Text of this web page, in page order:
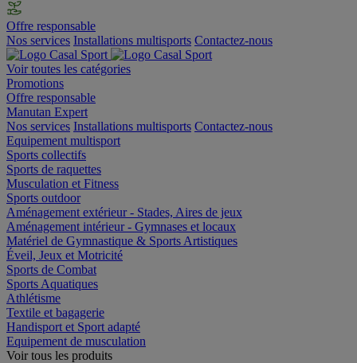
Offre responsable
Nos services Installations multisports Contactez-nous
Voir toutes les catégories
Promotions
Offre responsable
Manutan Expert
Nos services Installations multisports Contactez-nous
Equipement multisport
Sports collectifs
Sports de raquettes
Musculation et Fitness
Sports outdoor
Aménagement extérieur - Stades, Aires de jeux
Aménagement intérieur - Gymnases et locaux
Matériel de Gymnastique & Sports Artistiques
Éveil, Jeux et Motricité
Sports de Combat
Sports Aquatiques
Athlétisme
Textile et bagagerie
Handisport et Sport adapté
Equipement de musculation
Voir tous les produits